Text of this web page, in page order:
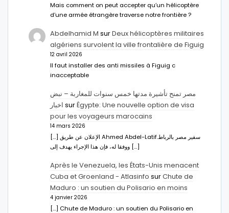
Mais comment on peut accepter qu’un hélicoptère
d’une armée étrangère traverse notre frontière ?
Abdelhamid M surDeux hélicoptères militaires
algériens survolent la ville frontalière de Figuig
12 avril 2026
Il faut installer des anti missiles à Figuig c
inacceptable
مصر تمنح تأشيرة مدتها خمس سنوات للمغاربة – نبض
اخبار surÉgypte: Une nouvelle option de visa
pour les voyageurs marocains
14 mars 2026
[…] الإعلان عن طريق Ahmed Abdel-Latifسفير مصر بالرباط.
ووفقا له، فإن هذا الإجراء يهدف إلى […]
Après le Venezuela, les États-Unis menacent
Cuba et Groenland - Atlasinfo surChute de
Maduro : un soutien du Polisario en moins
4 janvier 2026
[…] Chute de Maduro : un soutien du Polisario en